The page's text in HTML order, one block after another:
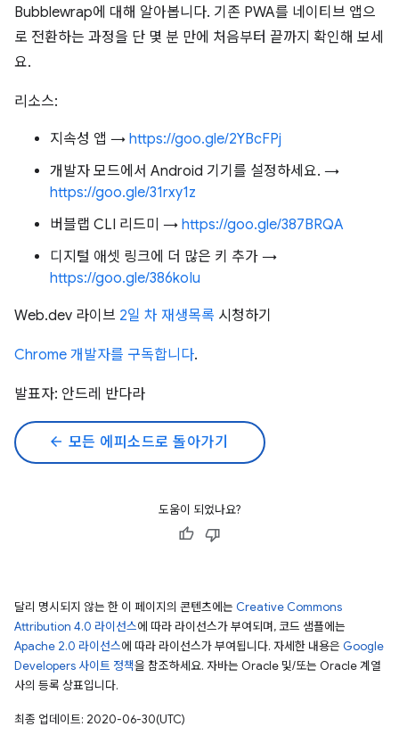
Bubblewrap에 대해 알아봅니다. 기존 PWA를 네이티브 앱으
로 전환하는 과정을 단 몇 분 만에 처음부터 끝까지 확인해 보세
요.
리소스:
지속성 앱 → https://goo.gle/2YBcFPj
개발자 모드에서 Android 기기를 설정하세요. →
https://goo.gle/31rxy1z
버블랩 CLI 리드미 → https://goo.gle/387BRQA
디지털 애셋 링크에 더 많은 키 추가 →
https://goo.gle/386koIu
Web.dev 라이브 2일 차 재생목록 시청하기
Chrome 개발자를 구독합니다.
발표자: 안드레 반다라
arrow_back 모든 에피소드로 돌아가기
도움이 되었나요?
달리 명시되지 않는 한 이 페이지의 콘텐츠에는 Creative Commons
Attribution 4.0 라이선스에 따라 라이선스가 부여되며, 코드 샘플에는
Apache 2.0 라이선스에 따라 라이선스가 부여됩니다. 자세한 내용은 Google
Developers 사이트 정책을 참조하세요. 자바는 Oracle 및/또는 Oracle 계열
사의 등록 상표입니다.
최종 업데이트: 2020-06-30(UTC)